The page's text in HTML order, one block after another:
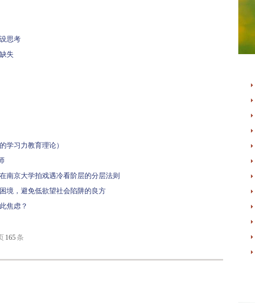
思考
失
学习力教育理论）
南京大学拍戏遇冷看阶层的分层法则
境，避免低欲望社会陷阱的良方
焦虑？
165 条